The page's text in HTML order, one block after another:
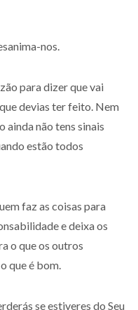
nos.
para dizer que vai
devias ter feito. Nem
ainda não tens sinais
estão todos
faz as coisas para
e deixa os
o que os outros
que é bom.
se estiveres do Seu